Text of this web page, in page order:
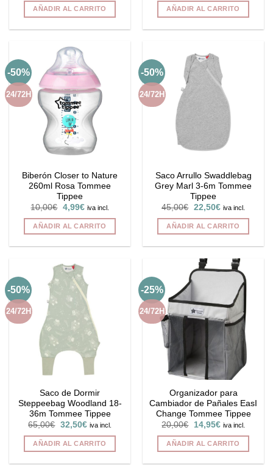
original
era:
actual
es:
AÑADIR AL CARRITO AÑADIR AL CARRITO
-50%
24/72H
Biberón Closer to Nature
260ml Rosa Tommee
Tippee
10,00€ El
original
era:
4,99€El
actual
es:
iva incl.
AÑADIR AL CARRITO
-50%
24/72H
Saco Arrullo Swaddlebag
Grey Marl 3-6m Tommee
Tippee
45,00€ El
original
era:
22,50€El
actual
es:
iva incl.
AÑADIR AL CARRITO
-50%
24/72H
Saco de Dormir
Steppeebag Woodland 18-
36m Tommee Tippee
65,00€ El
original
era:
32,50€El
actual
es:
iva incl.
AÑADIR AL CARRITO
-25%
24/72H
Organizador para
Cambiador de Pañales EasI
Change Tommee Tippee
20,00€
El
original
era:
14,95€El
actual
es:
iva incl.
AÑADIR AL CARRITO